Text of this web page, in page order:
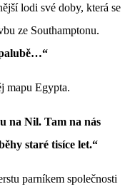
lodi své doby, která se
ze Southamptonu.
mapu Egypta.
na Nil. Tam na nás
staré tisíce let.“
parníkem společnosti